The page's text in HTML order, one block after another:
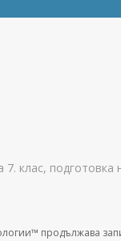
7. клас, подготовка
продължава